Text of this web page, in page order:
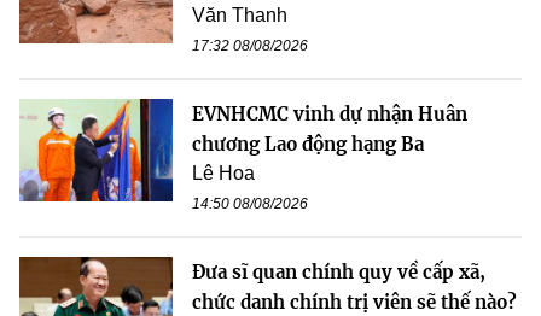
Văn Thanh
17:32 08/08/2026
EVNHCMC vinh dự nhận Huân
chương Lao động hạng Ba
Lê Hoa
14:50 08/08/2026
Đưa sĩ quan chính quy về cấp xã,
chức danh chính trị viên sẽ thế nào?